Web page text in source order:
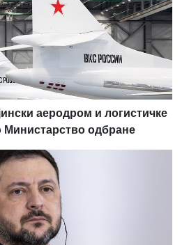
аеродром и логистичке
Министарство одбране